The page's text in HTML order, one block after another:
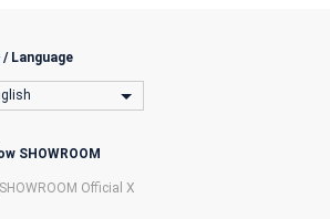
/ Language
SHOWROOM
SHOWROOM Official X